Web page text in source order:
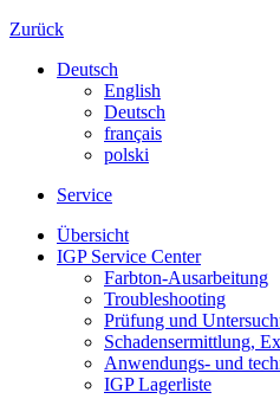
Zurück
Deutsch
English
Deutsch
français
polski
Service
Übersicht
IGP Service Center
Farbton-Ausarbeitung
Troubleshooting
Prüfung und
Schadensermittlung,
Anwendungs- und
IGP Lagerliste